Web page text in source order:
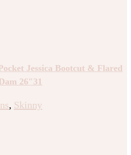
Jessica Bootcut & Flared
26″31
, Skinny